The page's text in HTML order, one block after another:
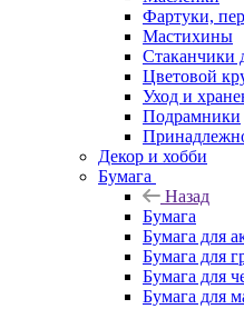
Фартуки,
Мастихины
Стаканчики
Цветовой
Уход и
Подрамники
Декор и хобби
Бумага
Назад
Бумага
Бумага для
Бумага для
Бумага для
Бумага для